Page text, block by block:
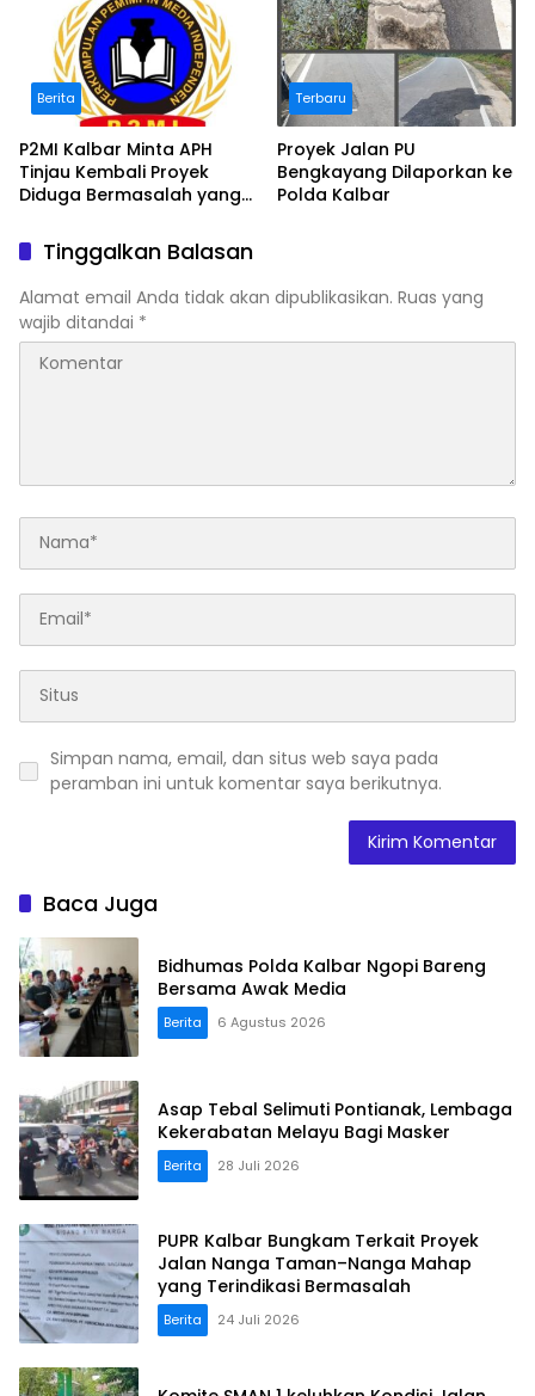
Berita
P2MI Kalbar Minta APH
Tinjau Kembali Proyek
Diduga Bermasalah yang
Terbaru
Proyek Jalan PU
Bengkayang Dilaporkan ke
Polda Kalbar
Tinggalkan Balasan
Alamat email Anda tidak akan dipublikasikan. Ruas yang
wajib ditandai *
Simpan nama, email, dan situs web saya pada
peramban ini untuk komentar saya berikutnya.
Baca Juga
Bidhumas Polda Kalbar Ngopi Bareng
Bersama Awak Media
Berita 6 Agustus 2026
Asap Tebal Selimuti Pontianak, Lembaga
Kekerabatan Melayu Bagi Masker
Berita 28 Juli 2026
PUPR Kalbar Bungkam Terkait Proyek
Jalan Nanga Taman–Nanga Mahap
yang Terindikasi Bermasalah
Berita 24 Juli 2026